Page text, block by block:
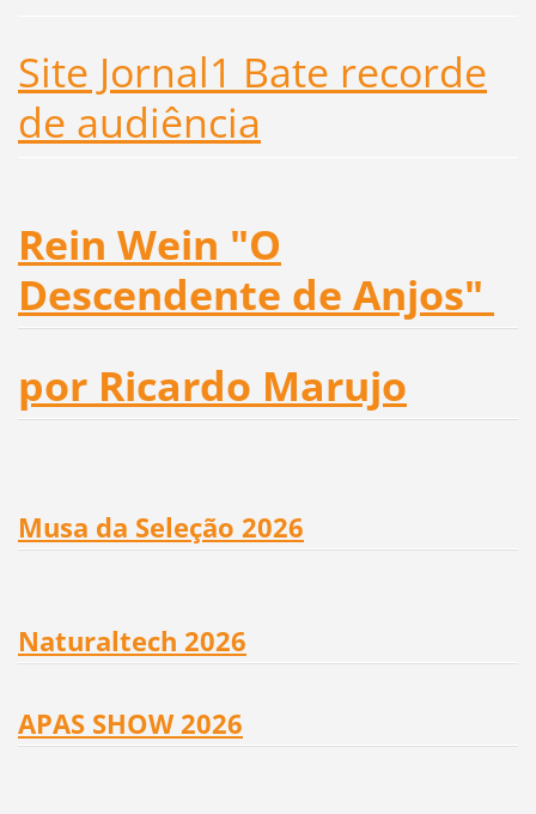
Site Jornal1 Bate recorde
de audiência
Rein Wein "O
Descendente de Anjos"
por Ricardo Marujo
Musa da Seleção 2026
Naturaltech 2026
APAS SHOW 2026